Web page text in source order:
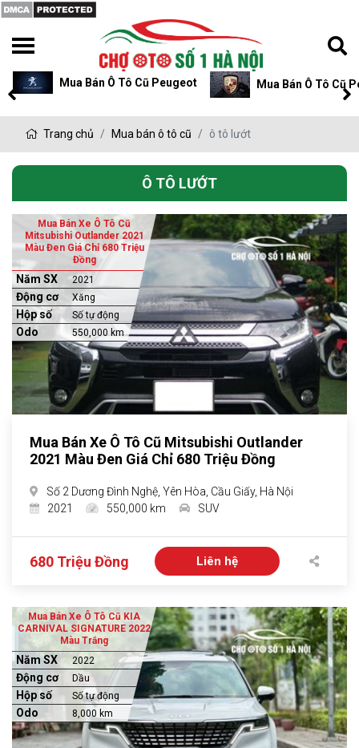
Mua Bán Ô Tô Cũ Peugeot Mua Bán Ô Tô Cũ
Trang chủ Mua bán ô tô cũ ô tô lướt
Ô TÔ LƯỚT
Mua Bán Xe Ô Tô Cũ
Mitsubishi Outlander 2021
Màu Đen Giá Chỉ 680 Triệu
Đồng
Năm SX 2021
Động cơ Xăng
Hộp số Số tự động
Odo 550,000 km
Mua Bán Xe Ô Tô Cũ Mitsubishi Outlander
2021 Màu Đen Giá Chỉ 680 Triệu Đồng
Số 2 Dương Đình Nghệ, Yên Hòa, Cầu Giấy, Hà Nội
2021
550,000 km SUV
680 Triệu Đồng Liên hệ
Mua Bán Xe Ô Tô Cũ KIA
CARNIVAL SIGNATURE 2022
Màu Trắng
Năm SX 2022
Động cơ Dầu
Hộp số Số tự động
Odo 8,000 km